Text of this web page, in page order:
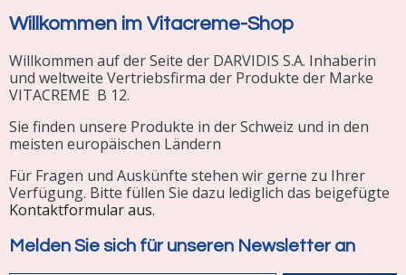
Willkommen im Vitacreme-Shop
Willkommen auf der Seite der DARVIDIS S.A. Inhaberin
und weltweite Vertriebsfirma der Produkte der Marke
VITACREME B 12.
Sie finden unsere Produkte in der Schweiz und in den
meisten europäischen Ländern
Für Fragen und Auskünfte stehen wir gerne zu Ihrer
Verfügung. Bitte füllen Sie dazu lediglich das beigefügte
Kontaktformular aus.
Melden Sie sich für unseren Newsletter an